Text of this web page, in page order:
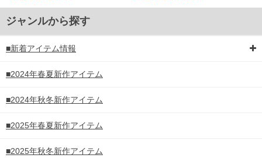
ジャンルから探す
■新着アイテム情報
■2024年春夏新作アイテム
■2024年秋冬新作アイテム
■2025年春夏新作アイテム
■2025年秋冬新作アイテム